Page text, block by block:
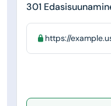
301
https://